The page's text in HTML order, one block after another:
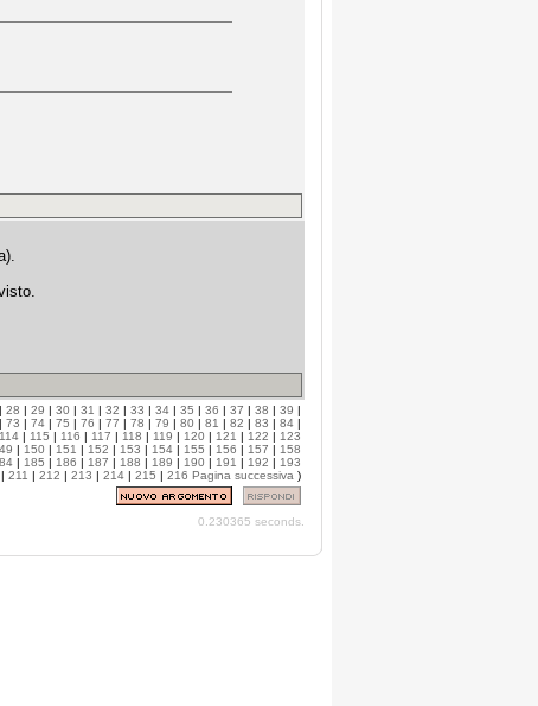
| 28 | 29 | 30 | 31 | 32 | 33 | 34 | 35 | 36 | 37 | 38 | 39 |
| 73 | 74 | 75 | 76 | 77 | 78 | 79 | 80 | 81 | 82 | 83 | 84 |
114 | 115 | 116 | 117 | 118 | 119 | 120 | 121 | 122 | 123
| 150 | 151 | 152 | 153 | 154 | 155 | 156 | 157 | 158
| 185 | 186 | 187 | 188 | 189 | 190 | 191 | 192 | 193
| 211 | 212 | 213 | 214 | 215 | 216 Pagina successiva )
0.230365 seconds.